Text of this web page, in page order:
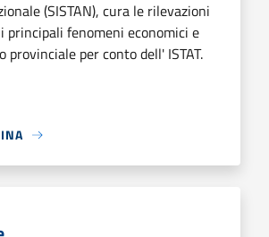
(SISTAN), cura le rilevazioni
principali fenomeni economici e
provinciale per conto dell' ISTAT.